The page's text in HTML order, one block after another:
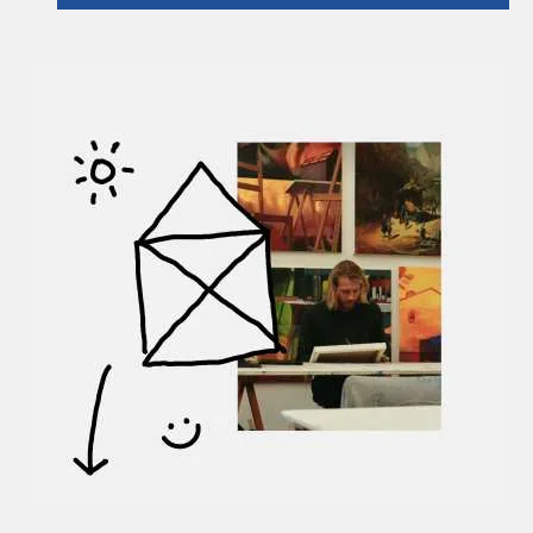
2019 Künstlerforum Bonn
2022 Wachsfabrik Köln
2022 Fabrik45 Bonn
2022 K49 Köln
2022 AHRTkomm Sinzig
2022 Charity Aktion, Lions Club, Quartier
am Hafen, Köln
2022 Marstall am See, Starnberger See in
der Nähe von München
2023 Künstlerforum Bonn
2023 Fabrik 45
2023 Kurze Nacht, Atelier A. Orosz - K.
Reschke, Wiesbaden
2023 Galerie E30, Frankfurt